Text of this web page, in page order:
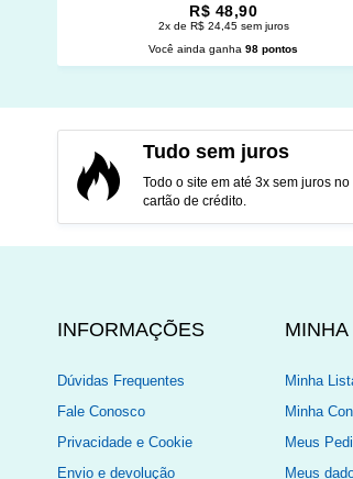
R$ 48,90
2x de R$ 24,45 sem juros
Você ainda ganha98 pontos
Tudo sem juros
Todo o site em até 3x sem juros no
cartão de crédito.
INFORMAÇÕES
Dúvidas Frequentes
Fale Conosco
Privacidade e Cookie
Envio e devolução
MINHA
Minha
Minha
Meus
Meus